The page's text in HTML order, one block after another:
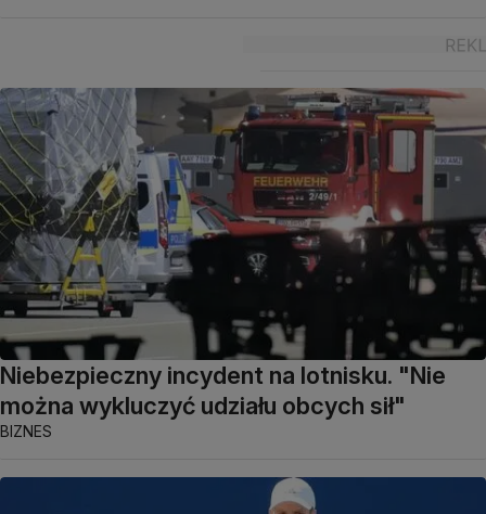
Niebezpieczny incydent na lotnisku. "Nie
można wykluczyć udziału obcych sił"
BIZNES